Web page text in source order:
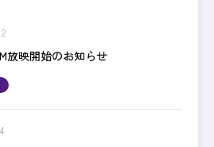
放映開始のお知らせ